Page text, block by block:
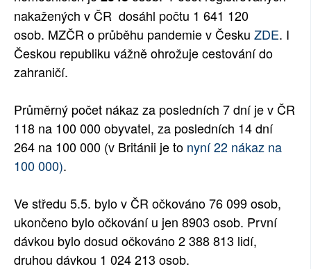
nakažených v ČR dosáhl počtu 1 641 120
osob. MZČR o průběhu pandemie v Česku ZDE. I
Českou republiku vážně ohrožuje cestování do
zahraničí.
Průměrný počet nákaz za posledních 7 dní je v ČR
118 na 100 000 obyvatel, za posledních 14 dní
264 na 100 000 (v Británii je to nyní 22 nákaz na
100 000).
Ve středu 5.5. bylo v ČR očkováno 76 099 osob,
ukončeno bylo očkování u jen 8903 osob. První
dávkou bylo dosud očkováno2 388 813 lidí,
druhou dávkou 1 024 213 osob.